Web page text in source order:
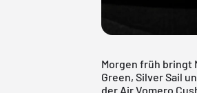
Morgen früh bringt
Green, Silver Sail
der Air Vomero